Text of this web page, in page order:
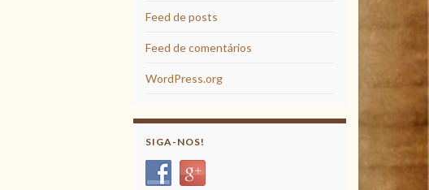
Feed de posts
Feed de comentários
WordPress.org
SIGA-NOS!